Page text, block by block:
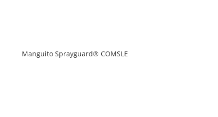
Manguito Sprayguard® COMSLE